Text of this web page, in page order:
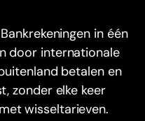
in één
door internationale
betalen en
zonder elke keer
wisseltarieven.